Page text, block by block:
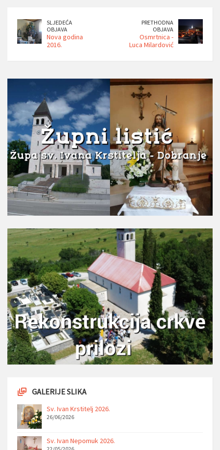
SLJEDEĆA
OBJAVA
Nova godina
2016.
PRETHODNA
OBJAVA
Osmrtnica -
Luca Milardović
GALERIJE SLIKA
Sv. Ivan Krstitelj 2026.
26/06/2026
Sv. Ivan Nepomuk 2026.